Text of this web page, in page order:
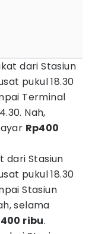
dari Stasiun
pukul 18.30
Terminal
Nah,
Rp400
dari Stasiun
pukul 18.30
Stasiun
selama
ribu.